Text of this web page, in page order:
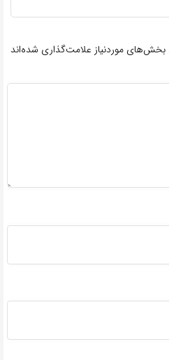
بخش‌های موردنیاز علامت‌گذاری شده‌اند